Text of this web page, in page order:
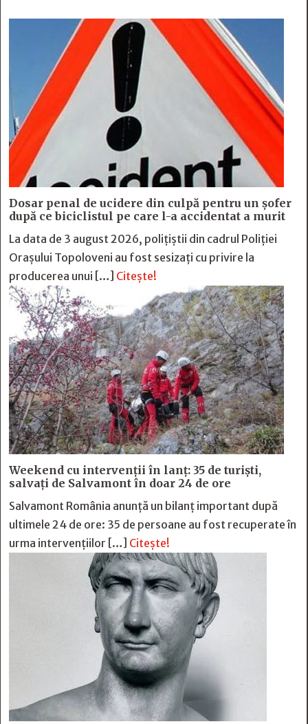
Dosar penal de ucidere din culpă pentru un șofer
după ce biciclistul pe care l-a accidentat a murit
La data de 3 august 2026, polițiștii din cadrul Poliției
Orașului Topoloveni au fost sesizați cu privire la
producerea unui […] Citește!
Weekend cu intervenții în lanț: 35 de turiști,
salvați de Salvamont în doar 24 de ore
Salvamont România anunță un bilanț important după
ultimele 24 de ore: 35 de persoane au fost recuperate în
urma intervențiilor […] Citește!